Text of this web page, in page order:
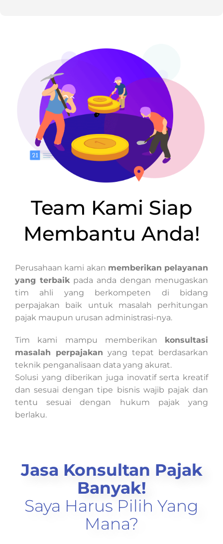
Team Kami Siap
Membantu Anda!
Perusahaan kami akan memberikan pelayanan
yang terbaik pada anda dengan menugaskan
tim ahli yang berkompeten di bidang
perpajakan baik untuk masalah perhitungan
pajak maupun urusan administrasi-nya.
Tim kami mampu memberikan konsultasi
masalah perpajakan yang tepat berdasarkan
teknik penganalisaan data yang akurat.
Solusi yang diberikan juga inovatif serta kreatif
dan sesuai dengan tipe bisnis wajib pajak dan
tentu sesuai dengan hukum pajak yang
berlaku.
Jasa Konsultan Pajak
Banyak!
Saya Harus Pilih Yang
Mana?